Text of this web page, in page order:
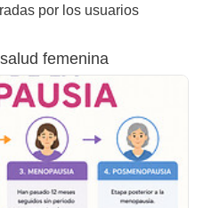
por los usuarios
femenina